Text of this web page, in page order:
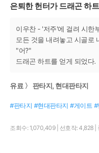
은퇴한 헌터가 드래곤 하
이우찬 - '저주'에 걸려 시한
모든 것을 내려놓고 시골로
"어?"
드래곤 하트를 얻게 되었다.
유료 〉 판타지, 현대판타지
#판타지 #현대판타지 #게이트
조회수: 1,070,409 선호작: 4,828